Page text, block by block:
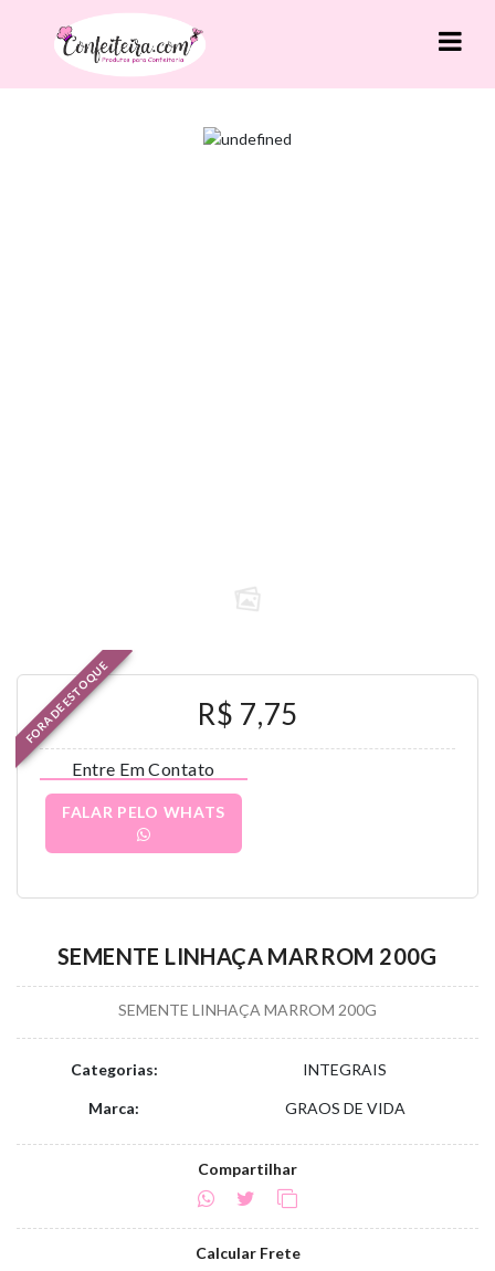
FORA DE ESTOQUE R$ 7,75
Entre Em Contato
FALAR PELO WHATS
SEMENTE LINHAÇA MARROM 200G
SEMENTE LINHAÇA MARROM 200G
Categorias: INTEGRAIS
Marca: GRAOS DE VIDA
Compartilhar
Calcular Frete